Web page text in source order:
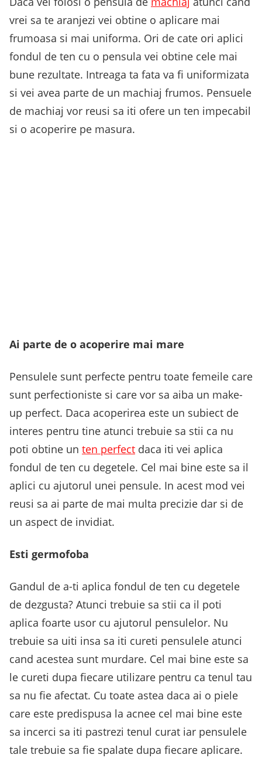
vrei sa te aranjezi vei obtine o aplicare mai
frumoasa si mai uniforma. Ori de cate ori aplici
fondul de ten cu o pensula vei obtine cele mai
bune rezultate. Intreaga ta fata va fi uniformizata
si vei avea parte de un machiaj frumos. Pensuele
de machiaj vor reusi sa iti ofere un ten impecabil
si o acoperire pe masura.
Ai parte de o acoperire mai mare
Pensulele sunt perfecte pentru toate femeile care
sunt perfectioniste si care vor sa aiba un make-
up perfect. Daca acoperirea este un subiect de
interes pentru tine atunci trebuie sa stii ca nu
poti obtine un ten perfect daca iti vei aplica
fondul de ten cu degetele. Cel mai bine este sa il
aplici cu ajutorul unei pensule. In acest mod vei
reusi sa ai parte de mai multa precizie dar si de
un aspect de invidiat.
Esti germofoba
Gandul de a-ti aplica fondul de ten cu degetele
de dezgusta? Atunci trebuie sa stii ca il poti
aplica foarte usor cu ajutorul pensulelor. Nu
trebuie sa uiti insa sa iti cureti pensulele atunci
cand acestea sunt murdare. Cel mai bine este sa
le cureti dupa fiecare utilizare pentru ca tenul tau
sa nu fie afectat. Cu toate astea daca ai o piele
care este predispusa la acnee cel mai bine este
sa incerci sa iti pastrezi tenul curat iar pensulele
tale trebuie sa fie spalate dupa fiecare aplicare.